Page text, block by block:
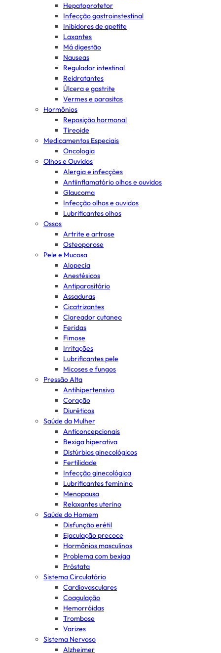
Hepatoprotetor
Infecção gastroinstestinal
Inibidores de apetite
Laxantes
Má digestão
Nauseas
Regulador intestinal
Reidratantes
Úlcera e gastrite
Vermes e parasitas
Hormônios
Reposição hormonal
Tireoide
Medicamentos Especiais
Oncologia
Olhos e Ouvidos
Alergia e infecções
Antiinflamatório olhos e ouvidos
Glaucoma
Infecção olhos e ouvidos
Lubrificantes olhos
Ossos
Artrite e artrose
Osteoporose
Pele e Mucosa
Alopecia
Anestésicos
Antiparasitário
Assaduras
Cicatrizantes
Clareador cutaneo
Feridas
Fimose
Irritações
Lubrificantes pele
Micoses e fungos
Pressão Alta
Antihipertensivo
Coração
Diuréticos
Saúde da Mulher
Anticoncepcionais
Bexiga hiperativa
Distúrbios ginecológicos
Fertilidade
Infecção ginecológica
Lubrificantes feminino
Menopausa
Relaxantes uterino
Saúde do Homem
Disfunção erétil
Ejaculação precoce
Hormônios masculinos
Problema com bexiga
Próstata
Sistema Circulatório
Cardiovasculares
Coagulação
Hemorróidas
Trombose
Varizes
Sistema Nervoso
Alzheimer